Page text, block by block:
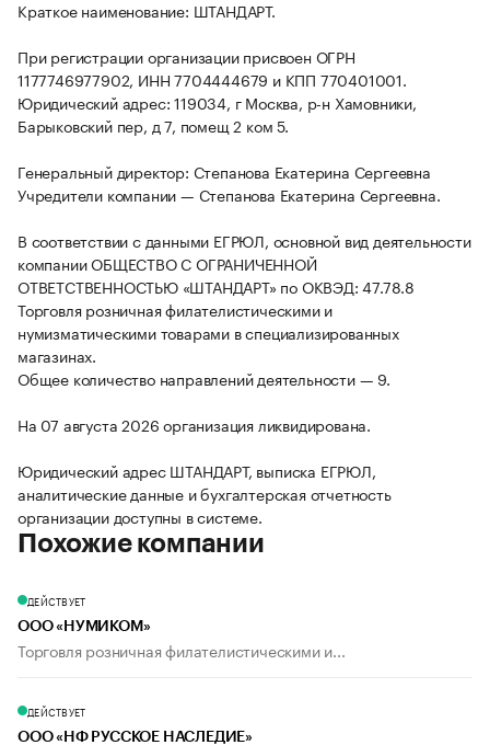
Краткое наименование: ШТАНДАРТ.
При регистрации организации присвоен ОГРН
1177746977902, ИНН 7704444679 и КПП 770401001.
Юридический адрес: 119034, г Москва, р-н Хамовники,
Барыковский пер, д 7, помещ 2 ком 5.
Генеральный директор: Степанова Екатерина Сергеевна
Учредители компании — Степанова Екатерина Сергеевна.
В соответствии с данными ЕГРЮЛ, основной вид деятельности
компании ОБЩЕСТВО С ОГРАНИЧЕННОЙ
ОТВЕТСТВЕННОСТЬЮ «ШТАНДАРТ» по ОКВЭД: 47.78.8
Торговля розничная филателистическими и
нумизматическими товарами в специализированных
магазинах.
Общее количество направлений деятельности — 9.
На 07 августа 2026 организация ликвидирована.
Юридический адрес ШТАНДАРТ, выписка ЕГРЮЛ,
аналитические данные и бухгалтерская отчетность
организации доступны в системе.
Похожие компании
ДЕЙСТВУЕТ
ООО «НУМИКОМ»
Торговля розничная филателистическими и...
ДЕЙСТВУЕТ
ООО «НФ РУССКОЕ НАСЛЕДИЕ»